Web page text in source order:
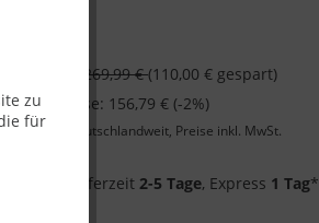
zu
für
269,99 €(110,00 € gespart)
bei Vorkasse: 156,79 € (-2%)
deutschlandweit, Preise inkl. MwSt.
- Lieferzeit2-5 Tage, Express 1 Tag*